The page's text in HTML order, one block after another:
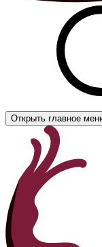
Открыть главное